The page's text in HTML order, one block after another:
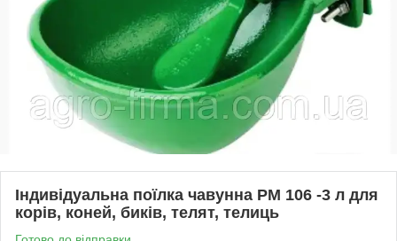
Індивідуальна поїлка чавунна РМ 106 -3 л для
корів, коней, биків, телят, телиць